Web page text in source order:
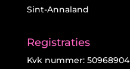
Sint-Annaland
Registraties
Kvk nummer: 50968904